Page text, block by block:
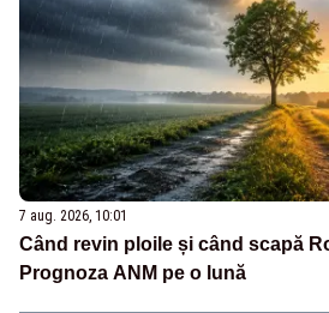
7 aug. 2026, 10:01
Când revin ploile și când scapă
Prognoza ANM pe o lună